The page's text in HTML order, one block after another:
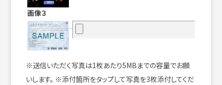
画像３
※送信いただく写真は1枚あたり5MBまでの容量でお願
いします。 ※添付箇所をタップして写真を3枚添付してくだ